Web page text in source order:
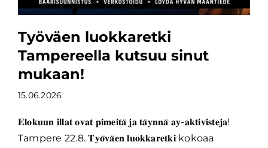
Työväen luokkaretki
Tampereella kutsuu sinut
mukaan!
15.06.2026
𝐄𝐥𝐨𝐤𝐮𝐮𝐧 𝐢𝐥𝐥𝐚𝐭 𝐨𝐯𝐚𝐭 𝐩𝐢𝐦𝐞𝐢𝐭𝐚̈ 𝐣𝐚 𝐭𝐚̈𝐲𝐧𝐧𝐚̈ 𝐚𝐲-𝐚𝐤𝐭𝐢𝐯𝐢𝐬𝐭𝐞𝐣𝐚!
Tampere 22.8. 𝐓𝐲𝐨̈𝐯𝐚̈𝐞𝐧 𝐥𝐮𝐨𝐤𝐤𝐚𝐫𝐞𝐭𝐤𝐢 kokoaa